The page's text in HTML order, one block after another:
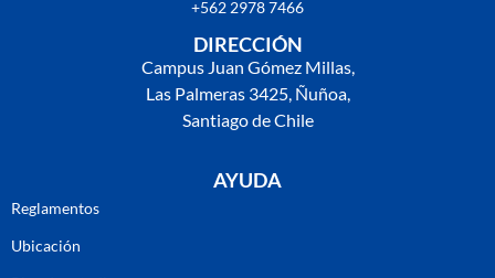
+562 2978 7466
DIRECCIÓN
Campus Juan Gómez Millas,
Las Palmeras 3425, Ñuñoa,
Santiago de Chile
AYUDA
Reglamentos
Ubicación